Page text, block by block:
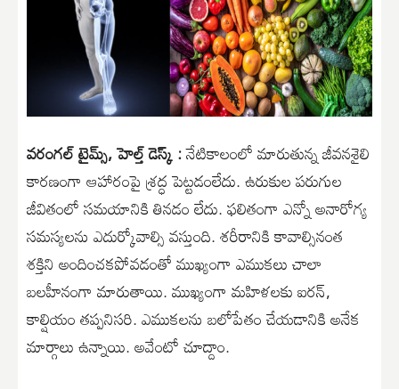
వరంగల్ టైమ్స్, హెల్త్ డెస్క్ :నేటికాలంలో మారుతున్న జీవనశైలి
కారణంగా ఆహారంపై శ్రద్ధ పెట్టడంలేదు. ఉరుకుల పరుగుల
జీవితంలో సమయానికి తినడం లేదు. ఫలితంగా ఎన్నో అనారోగ్య
సమస్యలను ఎదుర్కోవాల్సి వస్తుంది. శరీరానికి కావాల్సినంత
శక్తిని అందించకపోవడంతో ముఖ్యంగా ఎముకలు చాలా
బలహీనంగా మారుతాయి. ముఖ్యంగా మహిళలకు ఐరన్,
కాల్షియం తప్పనిసరి. ఎముకలను బలోపేతం చేయడానికి అనేక
మార్గాలు ఉన్నాయి. అవేంటో చూద్దాం.